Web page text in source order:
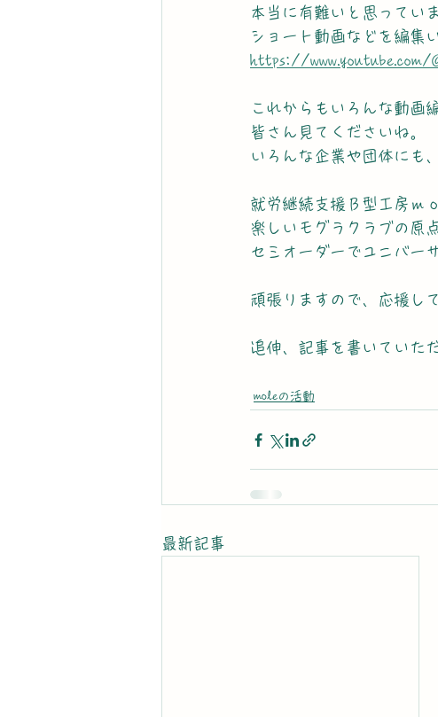
本当に有難いと思ってい
ショート動画などを編集
https://www.youtube.com/
これからもいろんな動画
皆さん見てくださいね。
いろんな企業や団体にも
就労継続支援Ｂ型工房ｍ
楽しいモグラクラブの原
セミオーダーでユニバー
頑張りますので、応援し
追伸、記事を書いていた
moleの活動
最新記事